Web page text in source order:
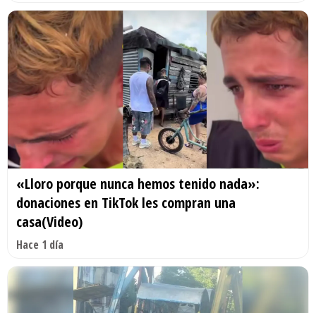
«Lloro porque nunca hemos tenido nada»:
donaciones en TikTok les compran una
casa(Video)
Hace 1 día